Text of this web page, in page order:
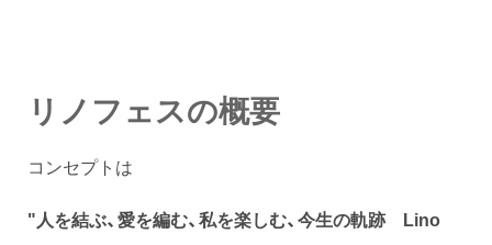
リノフェスの概要
コンセプトは
"人を結ぶ、愛を編む、私を楽しむ、今生の軌跡 Lino